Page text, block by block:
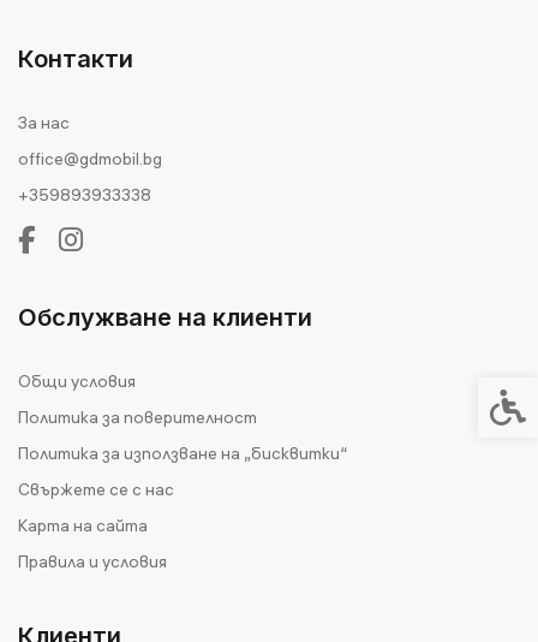
Контакти
За нас
office@gdmobil.bg
+359893933338
Обслужване на клиенти
Общи условия
Политика за поверителност
Политика за използване на „бисквитки“
Свържете се с нас
Карта на сайта
Правила и условия
Клиенти